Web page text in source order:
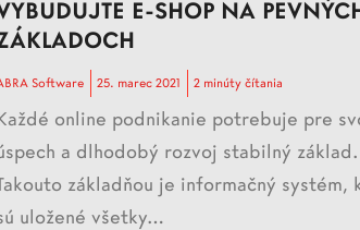
E-SHOP NA
Software 25. marec 2021 2 minúty čítania
online podnikanie potrebuje pre
a dlhodobý rozvoj stabilný základ.
základňou je informačný systém,
uložené všetky…